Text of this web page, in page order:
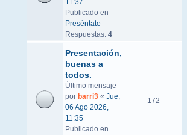
11:37
Publicado en
Preséntate
Respuestas: 4
Presentación,
buenas a
todos.
Último mensaje
por barri3 « Jue,
06 Ago 2026,
11:35
Publicado en
172